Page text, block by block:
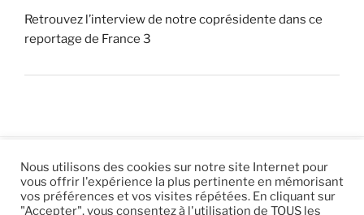
Retrouvez l’interview de notre coprésidente dans ce
reportage de France 3
© 2026 |Mentions légales|Hébergement Eur’Net.|
Nous utilisons des cookies sur notre site Internet pour
vous offrir l'expérience la plus pertinente en mémorisant
vos préférences et vos visites répétées. En cliquant sur
"Accepter", vous consentez à l'utilisation de TOUS les